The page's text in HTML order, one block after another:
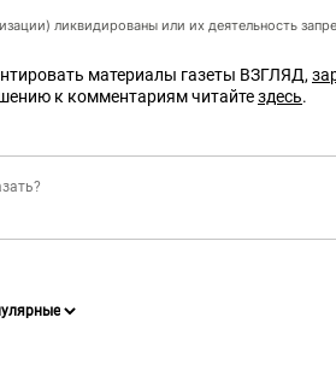
ликвидированы или их деятельность
материалы газеты ВЗГЛЯД,
к комментариям читайтездесь.